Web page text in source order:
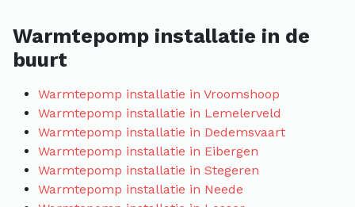
Warmtepomp installatie in de
buurt
Warmtepomp installatie in Vroomshoop
Warmtepomp installatie in Lemelerveld
Warmtepomp installatie in Dedemsvaart
Warmtepomp installatie in Eibergen
Warmtepomp installatie in Stegeren
Warmtepomp installatie in Neede